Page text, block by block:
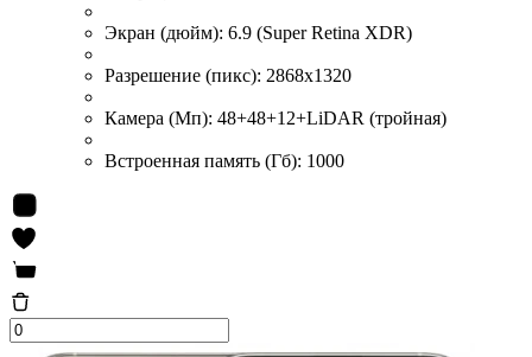
Экран (дюйм): 6.9 (Super Retina XDR)
Разрешение (пикс): 2868x1320
Камера (Мп): 48+48+12+LiDAR (тройная)
Встроенная память (Гб): 1000